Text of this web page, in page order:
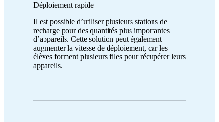
Déploiement rapide
Il est possible d’utiliser plusieurs stations de
recharge pour des quantités plus importantes
d’appareils. Cette solution peut également
augmenter la vitesse de déploiement, car les
élèves forment plusieurs files pour récupérer leurs
appareils.